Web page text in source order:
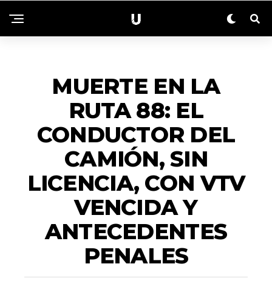
MUERTE EN LA
RUTA 88: EL
CONDUCTOR DEL
CAMIÓN, SIN
LICENCIA, CON VTV
VENCIDA Y
ANTECEDENTES
PENALES